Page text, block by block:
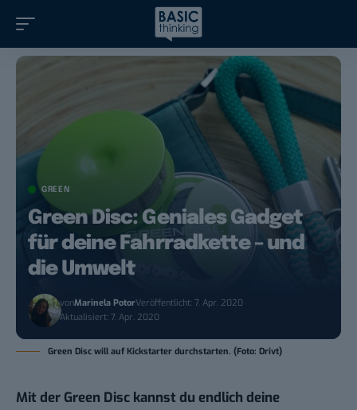
GREEN
Green Disc: Geniales Gadget
für deine Fahrradkette – und
die Umwelt
vonMarinela PotorVeröffentlicht: 7. Apr. 2020
Aktualisiert: 7. Apr. 2020
Green Disc will auf Kickstarter durchstarten. (Foto: Drivt)
Mit der Green Disc kannst du endlich deine